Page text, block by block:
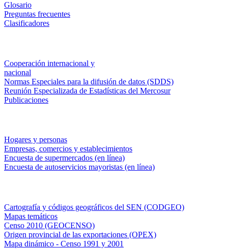
Glosario
Preguntas frecuentes
Clasificadores
Cooperación internacional y
nacional
Normas Especiales para la difusión de datos (SDDS)
Reunión Especializada de Estadísticas del Mercosur
Publicaciones
Hogares y personas
Empresas, comercios y establecimientos
Encuesta de supermercados (en línea)
Encuesta de autoservicios mayoristas (en línea)
Cartografía y códigos geográficos del SEN (CODGEO)
Mapas temáticos
Censo 2010 (GEOCENSO)
Origen provincial de las exportaciones (OPEX)
Mapa dinámico - Censo 1991 y 2001